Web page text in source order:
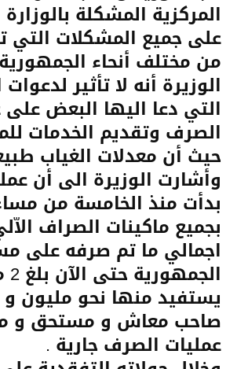
المركزية المشكلة
على جميع المشكلات التي
من مختلف أنحاء
الوزيرة أنه لا تأثير
التي دعا اليها البعض على
الصرف وتقديم الخدمات
حيث أن معدلات الغياب
وأشارت الوزيرة الى أن
بدأت منذ الخامسة من
بجميع ماكينات الصراف
اجمالي ما تم صرفه على
صاحب معاش و مستحق و
عمليات الصرف جارية .